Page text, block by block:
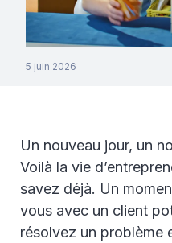
5 juin 2026
Un nouveau jour, un
Voilà la vie
savez déjà. Un
vous avec un client
résolvez un problème